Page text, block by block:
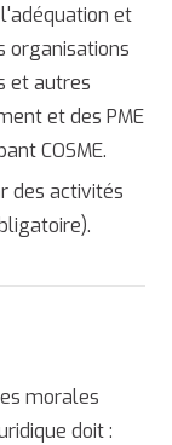
et
organisations
et autres
et des PME
COSME.
des activités
morales
doit :